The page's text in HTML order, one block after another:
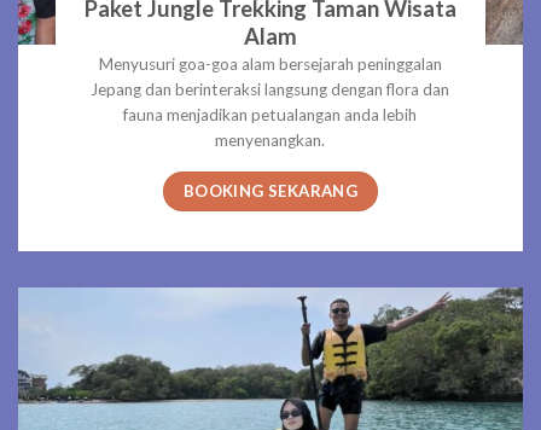
Paket Jungle Trekking Taman Wisata
Alam
Menyusuri goa-goa alam bersejarah peninggalan
Jepang dan berinteraksi langsung dengan flora dan
fauna menjadikan petualangan anda lebih
menyenangkan.
BOOKING SEKARANG